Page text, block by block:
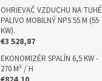
OHRIEVAČ VZDUCHU NA TUHÉ
PALIVO MOBILNÝ NPS 55 M (55
KW).
€3 528,87
EKONOMIZÉR SPALÍN 6,5 KW -
270 M³ / H